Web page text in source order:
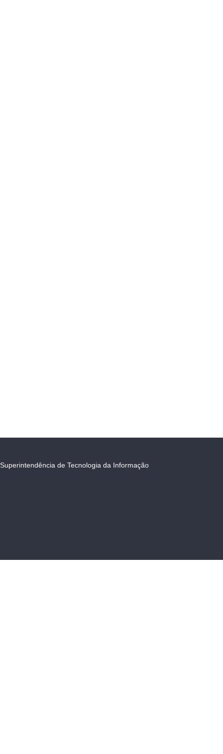
Superintendência de Tecnologia da Informação